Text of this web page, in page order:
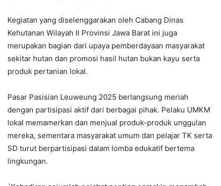
Kegiatan yang diselenggarakan oleh Cabang Dinas
Kehutanan Wilayah II Provinsi Jawa Barat ini juga
merupakan bagian dari upaya pemberdayaan masyarakat
sekitar hutan dan promosi hasil hutan bukan kayu serta
produk pertanian lokal.
Pasar Pasisian Leuweung 2025 berlangsung meriah
dengan partisipasi aktif dari berbagai pihak. Pelaku UMKM
lokal memamerkan dan menjual produk-produk unggulan
mereka, sementara masyarakat umum dan pelajar TK serta
SD turut berpartisipasi dalam lomba edukatif bertema
lingkungan.